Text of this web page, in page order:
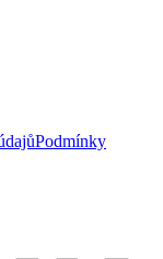
Podmínky